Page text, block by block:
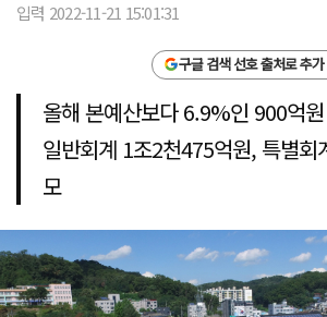
입력 2022-11-21 15:01:31
구글 검색 선호 출처로 추가
올해 본예산보다 6.9%인 900억
일반회계 1조2천475억원, 특별
모